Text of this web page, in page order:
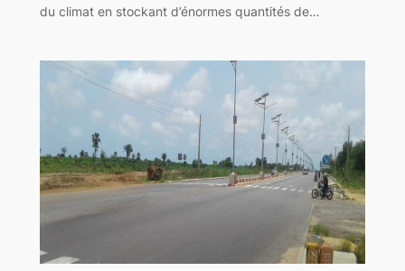
du climat en stockant d’énormes quantités de…